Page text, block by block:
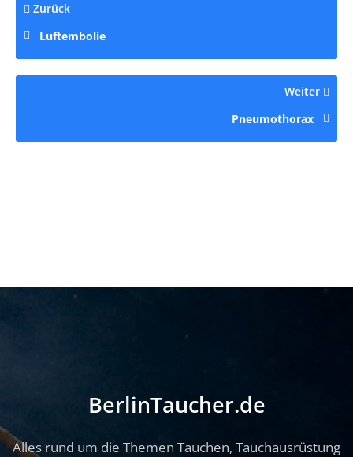
Zurück
Luftembolie
Weiter
Pneumothorax
BerlinTaucher.de
Alles rund um die Themen Tauchen, Tauchausrüstung